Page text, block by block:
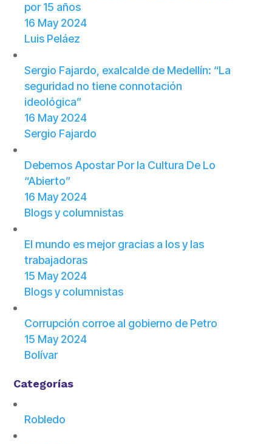
por 15 años
16 May 2024
Luis Peláez
Sergio Fajardo, exalcalde de Medellín: “La
seguridad no tiene connotación
ideológica”
16 May 2024
Sergio Fajardo
Debemos Apostar Por la Cultura De Lo
“Abierto”
16 May 2024
Blogs y columnistas
El mundo es mejor gracias a los y las
trabajadoras
15 May 2024
Blogs y columnistas
Corrupción corroe al gobierno de Petro
15 May 2024
Bolívar
Categorías
Robledo